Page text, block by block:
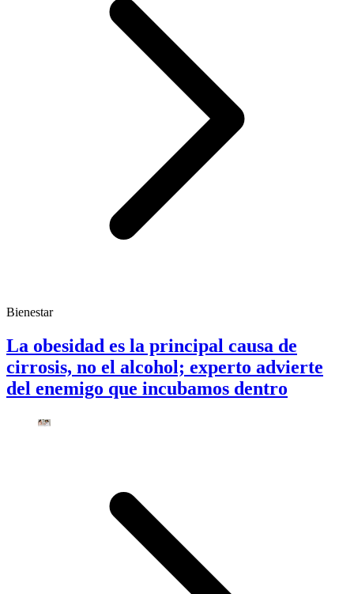
Bienestar
La obesidad es la principal causa de
cirrosis, no el alcohol; experto advierte
del enemigo que incubamos dentro